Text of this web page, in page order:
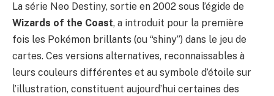
La série Neo Destiny, sortie en 2002 sous l’égide de
Wizards of the Coast, a introduit pour la première
fois les Pokémon brillants (ou “shiny”) dans le jeu de
cartes. Ces versions alternatives, reconnaissables à
leurs couleurs différentes et au symbole d’étoile sur
l’illustration, constituent aujourd’hui certaines des